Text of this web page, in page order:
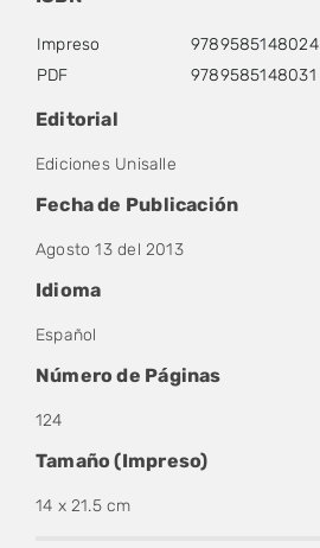
Impreso
9789585148024
PDF
9789585148031
Editorial
Ediciones Unisalle
Fecha de Publicación
Agosto 13 del 2013
Idioma
Español
Número de Páginas
124
Tamaño (Impreso)
14 x 21.5 cm